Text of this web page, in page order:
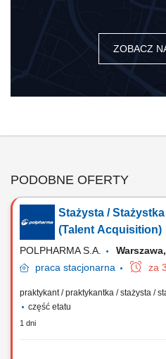
ZOBACZ
PODOBNE OFERTY
Stażysta /
(Talent Acquisition)
POLPHARMA S.A.
praca stacjonarna za
praktykant / praktykantka / stażysta /
część etatu
1 dni